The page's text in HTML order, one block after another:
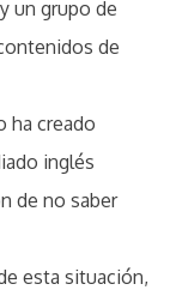
un grupo de
de
ha creado
inglés
de no saber
esta situación,